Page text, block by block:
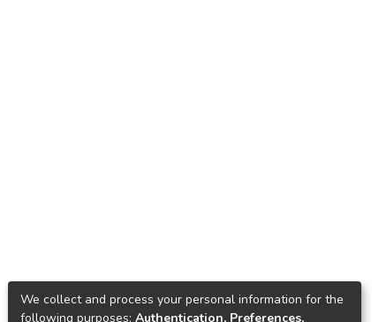
We collect and process your personal information for the
following purposes: Authentication, Preferences,